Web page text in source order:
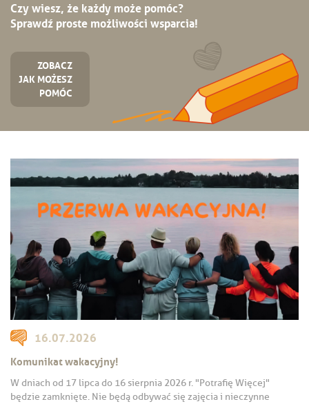
Czy wiesz, że każdy może pomóc?
Sprawdź proste możliwości wsparcia!
ZOBACZ
JAK MOŻESZ
POMÓC
16.07.2026
Komunikat wakacyjny!
W dniach od 17 lipca do 16 sierpnia 2026 r. "Potrafię Więcej"
będzie zamknięte. Nie będą odbywać się zajęcia i nieczynne